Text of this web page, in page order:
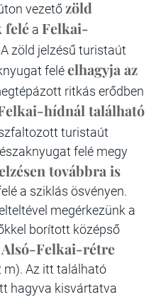
vezető zöld
felé a Felkai-
zöld jelzésű turistaút
feléelhagyja az
ritkás erődben
hídnál található
turistaút
felé megy
továbbra is
a sziklás ösvényen.
megérkezünk a
borított középső
Alsó-Felkai-rétre
m). Az itt található
hagyva kisvártatva